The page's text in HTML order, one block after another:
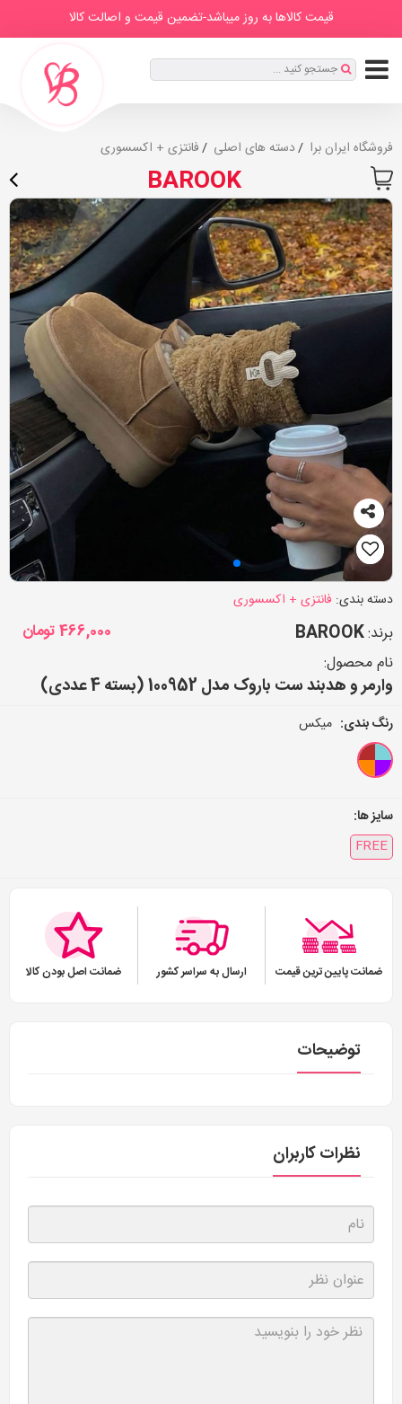
IranBra
اصلی ها ما
ثبت
|
قیمت کالاها به روز میباشد-تضمین قیمت و اصالت کالا
جستجو کنید ...
فروشگاه ایران برا دسته های اصلی فانتزی + اکسسوری
BAROOK
دسته بندی: فانتزی + اکسسوری
برند:BAROOK
466,000تومان
نام محصول:
وارمر و هدبند ست باروک مدل 100952 (بسته 4 عددی)
رنگ بندی: میکس
سایز ها:
FREE
ضمانت پایین ترین قیمت ارسال به سراسر کشور ضمانت اصل بودن کالا
توضیحات
نظرات کاربران